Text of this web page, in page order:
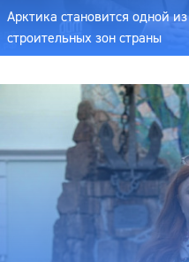
Арктика становится одной
строительных зон страны